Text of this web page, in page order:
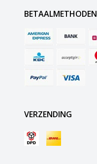
BETAALMETHODEN
VERZENDING